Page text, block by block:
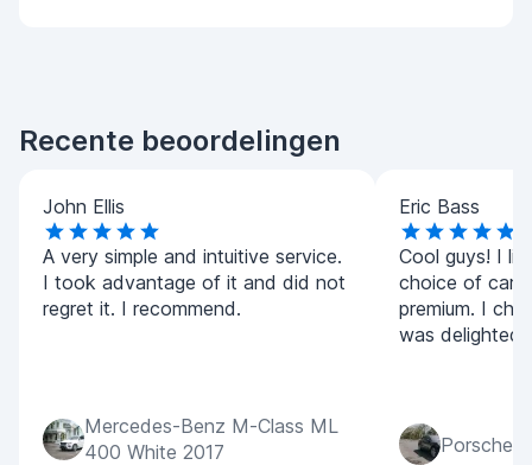
Recente beoordelingen
John Ellis
A very simple and intuitive service.
I took advantage of it and did not
regret it. I recommend.
Mercedes-Benz M-Class ML
400 White 2017
Eric Bass
Cool guys! I
choice of
premium. I
was delighted!
Porsche